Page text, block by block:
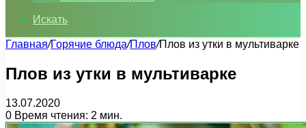
Искать
Главная/Горячие блюда/Плов/Плов из утки в мультиварке
Плов из утки в мультиварке
13.07.2020
0 Время чтения: 2 мин.